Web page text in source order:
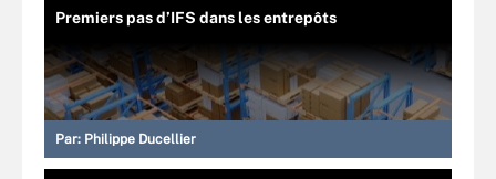
Premiers pas d’IFS dans les entrepôts
Par: Philippe Ducellier